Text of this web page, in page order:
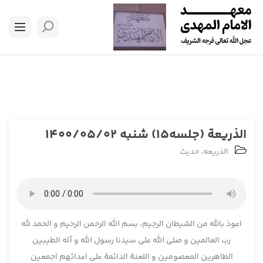
الذریعة (جلسه15) شنبه 1400/05/02
الذریعه،حدیث
اعوذ بالله من الشیطان الرجیم، بسم الله الرحمن الرحیم و الحمد لله
رب العالمین و صلی الله علی سیدنا رسول الله و آله الطیبین
الطاهرین المعصومین و اللعنة الدائمة علی اعدائهم اجمعین